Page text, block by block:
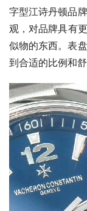
字型江诗丹顿品
观，对品牌具有
似物的东西。表
到合适的比例和